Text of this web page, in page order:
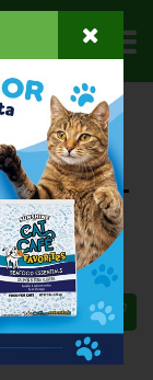
GRANDES DEL PAIS
DEL